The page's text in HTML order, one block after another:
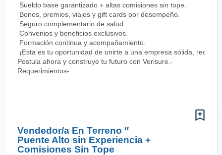
Sueldo base garantizado + altas comisiones sin tope.
Bonos, premios, viajes y gift cards por desempeño.
Seguro complementario de salud.
Convenios y beneficios exclusivos.
Formación continua y acompañamiento.
¡Esta es tu oportunidad de unirte a una empresa sólida,
Postula ahora y construye tu futuro con Verisure.-
Requerimientos- ...
Vendedor/a En Terreno ″
Puente Alto sin Experiencia +
Comisiones Sin Tope